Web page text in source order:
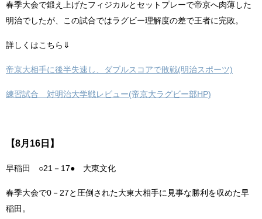
春季大会で鍛え上げたフィジカルとセットプレーで帝京へ肉薄した
明治でしたが、この試合ではラグビー理解度の差で王者に完敗。
詳しくはこちら⇓
帝京大相手に後半失速し、ダブルスコアで敗戦(明治スポーツ)
練習試合 対明治大学戦レビュー(帝京大ラグビー部HP)
【8月16日】
早稲田 ○21－17● 大東文化
春季大会で0－27と圧倒された大東大相手に見事な勝利を収めた早
稲田。